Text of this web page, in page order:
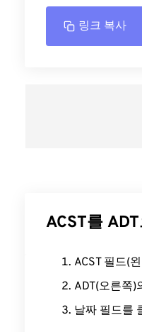
링크 복사
ACST를
ACST 필드(
ADT(오른쪽)
날짜 필드를